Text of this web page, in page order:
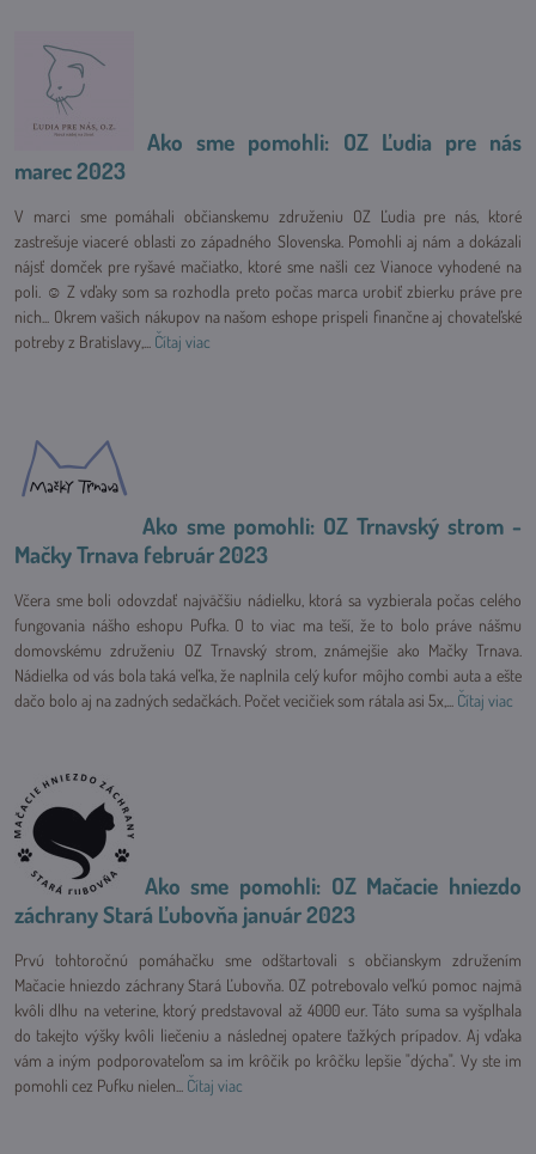
Ako sme pomohli: OZ Ľudia pre nás
marec 2023
V marci sme pomáhali občianskemu združeniu OZ Ľudia pre nás, ktoré
zastrešuje viaceré oblasti zo západného Slovenska. Pomohli aj nám a dokázali
nájsť domček pre ryšavé mačiatko, ktoré sme našli cez Vianoce vyhodené na
poli. ☺ Z vďaky som sa rozhodla preto počas marca urobiť zbierku práve pre
nich... Okrem vašich nákupov na našom eshope prispeli finančne aj chovateľské
potreby z Bratislavy,... Čítaj viac
Ako sme pomohli: OZ Trnavský strom -
Mačky Trnava február 2023
Včera sme boli odovzdať najväčšiu nádielku, ktorá sa vyzbierala počas celého
fungovania nášho eshopu Pufka. O to viac ma teší, že to bolo práve nášmu
domovskému združeniu OZ Trnavský strom, známejšie ako Mačky Trnava.
Nádielka od vás bola taká veľka, že naplnila celý kufor môjho combi auta a ešte
dačo bolo aj na zadných sedačkách. Počet vecičiek som rátala asi 5x,... Čítaj viac
Ako sme pomohli: OZ Mačacie hniezdo
záchrany Stará Ľubovňa január 2023
Prvú tohtoročnú pomáhačku sme odštartovali s občianskym združením
Mačacie hniezdo záchrany Stará Ľubovňa. OZ potrebovalo veľkú pomoc najmä
kvôli dlhu na veterine, ktorý predstavoval až 4000 eur. Táto suma sa vyšplhala
do takejto výšky kvôli liečeniu a následnej opatere ťažkých prípadov. Aj vďaka
vám a iným podporovateľom sa im krôčik po krôčku lepšie "dýcha". Vy ste im
pomohli cez Pufku nielen... Čítaj viac